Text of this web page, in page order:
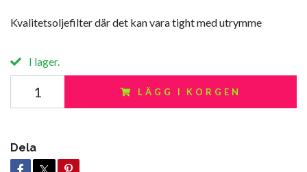
Kvalitetsoljefilter där det kan vara tight med utrymme
I lager.
LÄGG I KORGEN
Dela